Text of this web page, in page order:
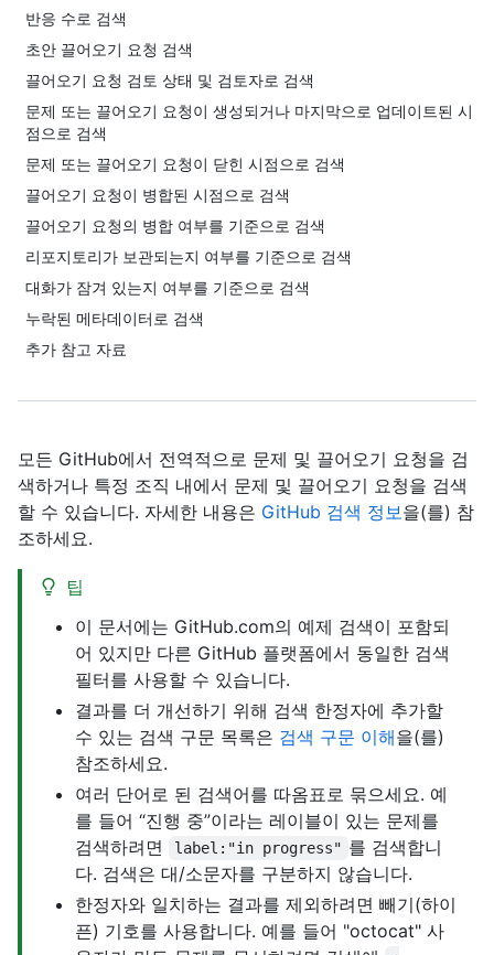
반응 수로 검색
초안 끌어오기 요청 검색
끌어오기 요청 검토 상태 및 검토자로 검색
문제 또는 끌어오기 요청이 생성되거나 마지막으로 업데이트된 시
점으로 검색
문제 또는 끌어오기 요청이 닫힌 시점으로 검색
끌어오기 요청이 병합된 시점으로 검색
끌어오기 요청의 병합 여부를 기준으로 검색
리포지토리가 보관되는지 여부를 기준으로 검색
대화가 잠겨 있는지 여부를 기준으로 검색
누락된 메타데이터로 검색
추가 참고 자료
모든 GitHub에서 전역적으로 문제 및 끌어오기 요청을 검
색하거나 특정 조직 내에서 문제 및 끌어오기 요청을 검색
할 수 있습니다. 자세한 내용은 GitHub 검색 정보을(를) 참
조하세요.
팁
이 문서에는 GitHub.com의 예제 검색이 포함되
어 있지만 다른 GitHub 플랫폼에서 동일한 검색
필터를 사용할 수 있습니다.
결과를 더 개선하기 위해 검색 한정자에 추가할
수 있는 검색 구문 목록은 검색 구문 이해을(를)
참조하세요.
여러 단어로 된 검색어를 따옴표로 묶으세요. 예
를 들어 “진행 중”이라는 레이블이 있는 문제를
검색하려면
label:"in progress" 를 검색합니
다. 검색은 대/소문자를 구분하지 않습니다.
한정자와 일치하는 결과를 제외하려면 빼기(하이
픈) 기호를 사용합니다. 예를 들어 "octocat" 사